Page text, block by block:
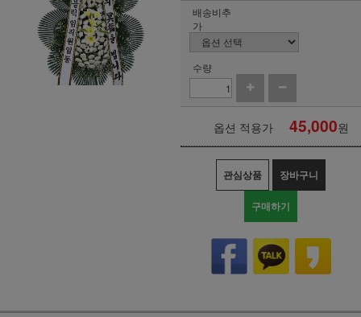
배송비추
가
수량
옵션 적용가 45,000원
관심상품 장바구니
구매하기